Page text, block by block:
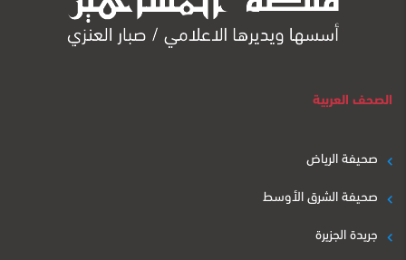
الصحف العربية
صحيفة الرياض
صحيفة الشرق الأوسط
جريدة الجزيرة